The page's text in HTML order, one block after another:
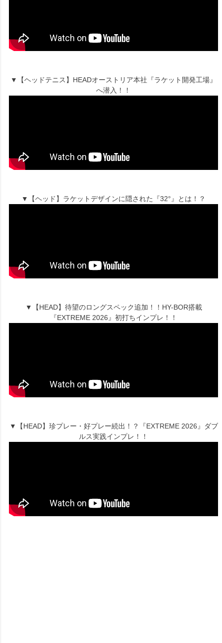
▼【ヘッドテニス】HEADオーストリア本社『ラケット開発工場』
へ潜入！！
▼【ヘッド】ラケットデザインに隠された『32°』とは！？
▼【HEAD】待望のロングスペック追加！！HY-BOR搭載
『EXTREME 2026』初打ちインプレ！！
▼【HEAD】珍プレー・好プレー続出！？『EXTREME 2026』ダブ
ルス実践インプレ！！